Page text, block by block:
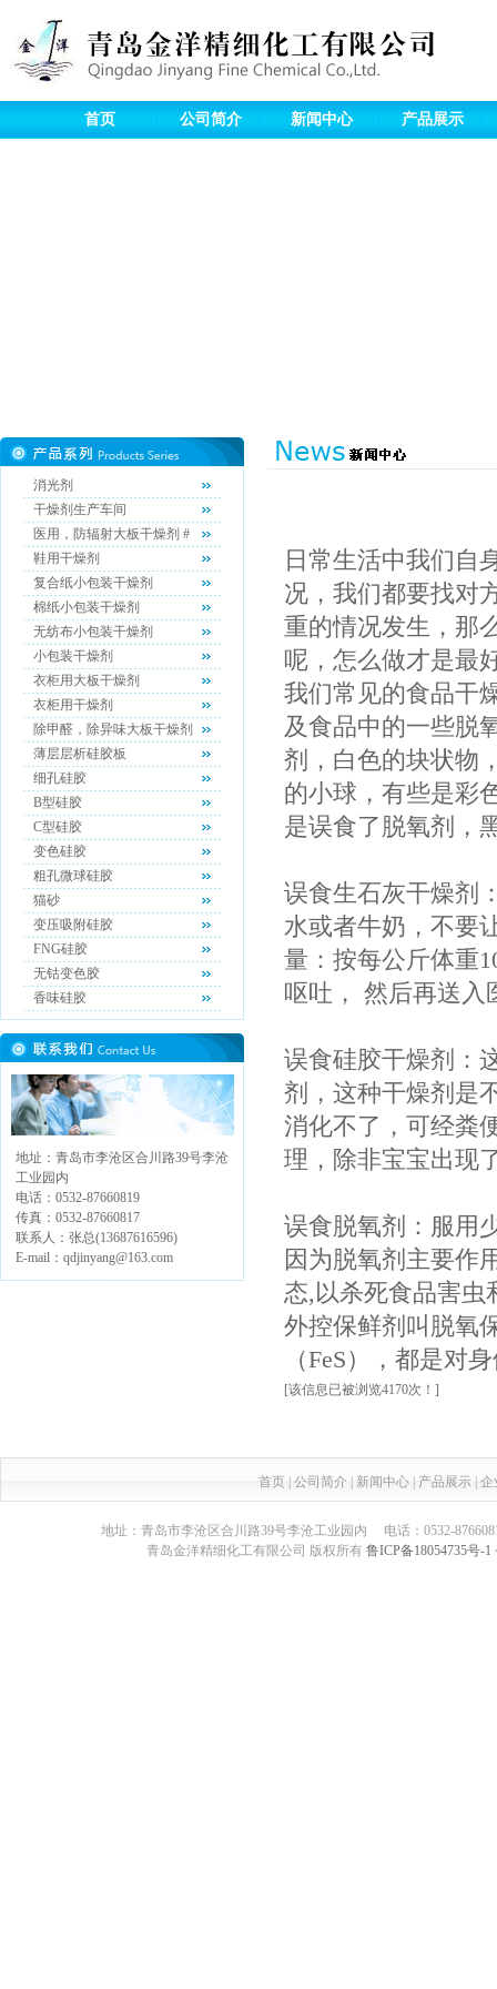
首页 公司简介 新闻中心 产品展示
消光剂
干燥剂生产车间
医用，防辐射大板干燥剂 #
鞋用干燥剂
复合纸小包装干燥剂
棉纸小包装干燥剂
无纺布小包装干燥剂
小包装干燥剂
衣柜用大板干燥剂
衣柜用干燥剂
除甲醛，除异味大板干燥剂
薄层层析硅胶板
细孔硅胶
B型硅胶
C型硅胶
变色硅胶
粗孔微球硅胶
猫砂
变压吸附硅胶
FNG硅胶
无钴变色胶
香味硅胶
地址：青岛市李沧区合川路39号李沧
工业园内
电话：0532-87660819
传真：0532-87660817
联系人：张总(13687616596)
E-mail：qdjinyang@163.com
日常生活中我们自
况，我们都要找对
重的情况发生，那
呢，怎么做才是最
我们常见的食品干
及食品中的一些脱
剂，白色的块状物
的小球，有些是彩
是误食了脱氧剂，
误食生石灰干燥剂
水或者牛奶，不要
量：按每公斤体重
呕吐， 然后再送入
误食硅胶干燥剂：
剂，这种干燥剂是
消化不了，可经粪
理，除非宝宝出现
误食脱氧剂： 服用
因为脱氧剂主要作
态, 以杀死食品害虫
外控保鲜剂叫脱氧
（FeS）， 都是对
[该信息已被浏览4170次！]
首页 公司简介 新闻中心 产品展示 企
地址：青岛市李沧区合川路39号李沧工业园内 电话：0532-
青岛金洋精细化工有限公司 版权所有 鲁ICP备18054735号-1